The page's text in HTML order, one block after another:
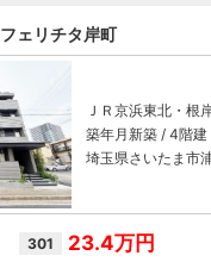
フェリチタ岸町
ＪＲ京浜東北・根
築年月新築 / 4階建
埼玉県さいたま市
301 23.4万円